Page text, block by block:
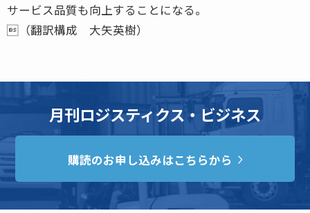
サービス品質も向上することになる。
（翻訳構成 大矢英樹）
月刊ロジスティクス・ビジネス
購読のお申し込みはこちらから